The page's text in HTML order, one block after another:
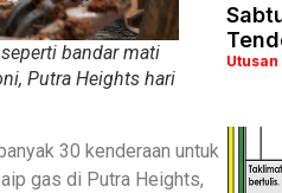
bandar mati
Putra Heights hari
30 kenderaan untuk
gas di Putra Heights,